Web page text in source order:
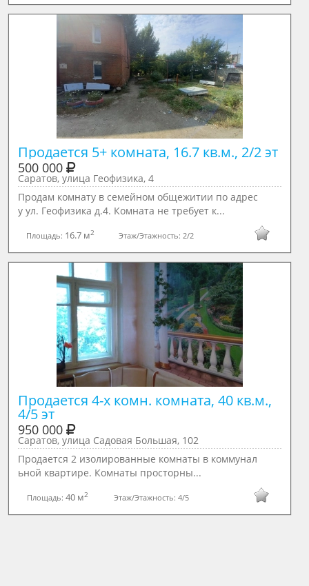
Продается 5+ комната, 16.7 кв.м., 2/2 эт
500 000
Саратов, улица Геофизика, 4
Продам комнату в семейном общежитии по адрес
у ул. Геофизика д.4. Комната не требует к...
Площадь: 16.7 м2 Этаж/Этажность: 2/2
Продается 4-х комн. комната, 40 кв.м.,
4/5 эт
950 000
Саратов, улица Садовая Большая, 102
Продается 2 изолированные комнаты в коммунал
ьной квартире. Комнаты просторны...
Площадь:40 м2 Этаж/Этажность:4/5